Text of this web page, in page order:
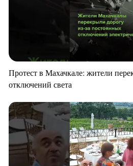
Протест в Махачкале: жители
отключений света